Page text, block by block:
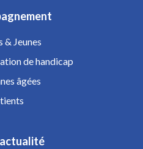
& Jeunes
de handicap
âgées